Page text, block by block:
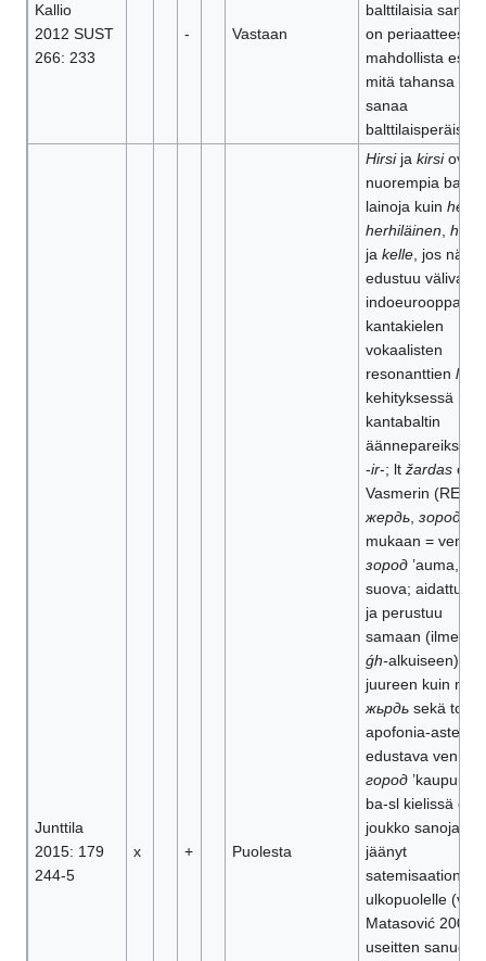
Kallio
2012 SUST
266: 233
- Vastaan
balttilaisia sanoja
on periaatteessa
mahdollista
mitä tahansa ims
sanaa
Junttila
2015: 179
244-5
x + Puolesta
Hirsija kirsiovat
nuorempia ba
lainoja kuin helle
herhiläinen
ja kelle, jos
edustuu välivaihe
kantakielen
vokaalisten
resonanttien lja
kehityksessä
kantabaltin
äännepareiksi ‑
‑ir-; lt žardason
Vasmerin (REW
жердь, зород
mukaan = ven
зород’auma,
suova; aidattu
ja perustuu
samaan
ǵh-alkuiseen) ie
juureen kuin msl
жьрдьsekä toista
apofonia-astetta
edustava ven
город’kaupunki’;
ba-sl kielissä on
joukko sanoja
jäänyt
satemisaation
ulkopuolelle (vrt.
Matasović
useitten